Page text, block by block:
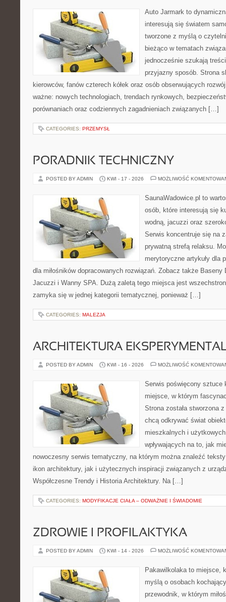
Auto Jarmark to
interesują się światem
tworzone z myślą o
bieżąco w tematach
jednocześnie szukają
przyjazny sposób. Strona
kierowców, fanów czterech kółek oraz osób obserwujących
ważne: nowych technologiach, trendach rynkowych,
porównaniach oraz codziennych zagadnieniach związanych […]
CATEGORIES: PRZEMYSŁ
PORADNIK TECHNICZNY
POSTED BY ADMIN KWI - 17 - 2026 MOŻLIWOŚĆ
SaunaWadowice.pl to
osób, które interesują się
wodną, jacuzzi oraz
Serwis koncentruje się na
prywatną strefą relaksu.
merytoryczne artykuły dla
dla miłośników dopracowanych rozwiązań. Zobacz także Baseny
Jacuzzi i Wanny SPA. Dużą zaletą tego miejsca jest
zamyka się w jednej kategorii tematycznej, ponieważ […]
CATEGORIES: MALEZJA
ARCHITEKTURA
POSTED BY ADMIN KWI - 16 - 2026 MOŻLIWOŚĆ
Serwis poświęcony sztuce
miejsce, w którym
Strona została stworzona
chcą odkrywać świat
mieszkalnych i
wpływających na to, jak
nowoczesny serwis tematyczny, na którym można znaleźć
ikon architektury, jak i użytecznych inspiracji związanych z
Współczesne Trendy i Historia Architektury. Na […]
CATEGORIES: MODYFIKACJE CIAŁA – ODWAŻNIE I ŚWIADOMIE
ZDROWIE I PROFILAKTYKA
POSTED BY ADMIN KWI - 14 - 2026 MOŻLIWOŚĆ
Pakawilkolaka to miejsce,
myślą o osobach
przewodnik, w którym